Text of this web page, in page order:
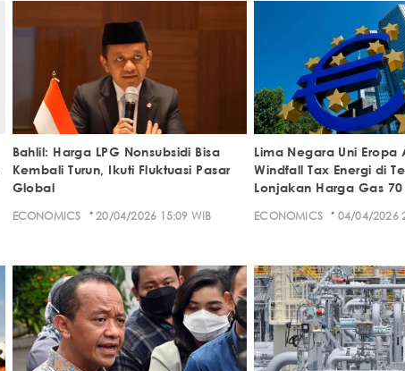
Bahlil: Harga LPG Nonsubsidi Bisa
Kembali Turun, Ikuti Fluktuasi Pasar
Global
ECONOMICS · 20/04/2026 15:09 WIB
Lima Negara Uni Eropa
Windfall Tax Energi di
Lonjakan Harga Gas 70
ECONOMICS · 04/04/2026